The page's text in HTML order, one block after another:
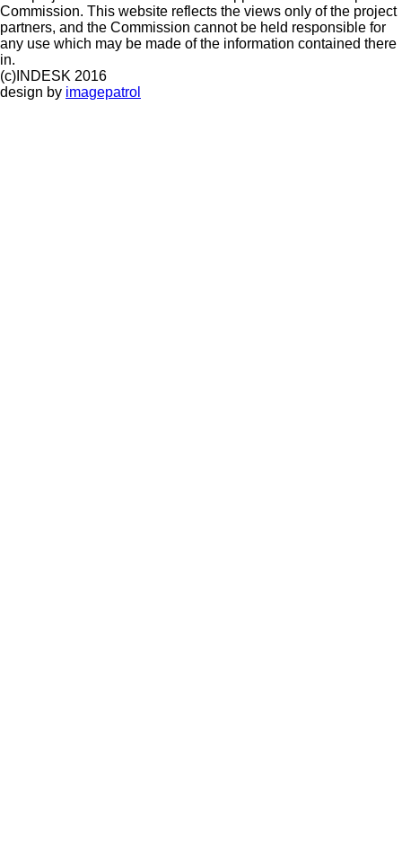
Commission. This website reflects the views only of the project
partners, and the Commission cannot be held responsible for
any use which may be made of the information contained there
in.
(c)INDESK 2016
design by imagepatrol